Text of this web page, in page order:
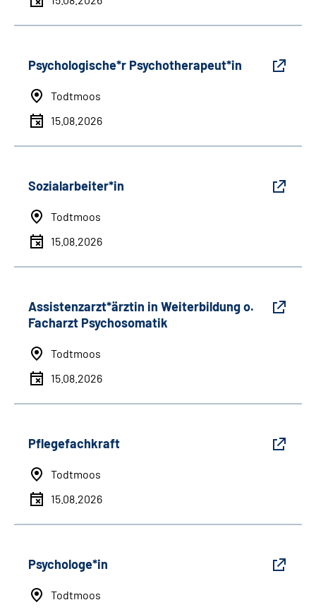
Psychologische*r Psychotherapeut*in
Todtmoos
15.08.2026
Sozialarbeiter*in
Todtmoos
15.08.2026
Assistenzarzt*ärztin in Weiterbildung o.
Facharzt Psychosomatik
Todtmoos
15.08.2026
Pflegefachkraft
Todtmoos
15.08.2026
Psychologe*in
Todtmoos